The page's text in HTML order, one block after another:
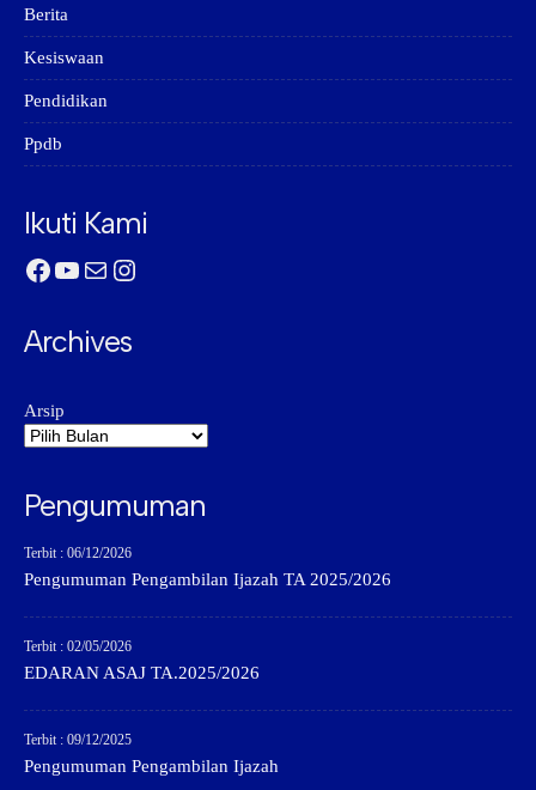
Berita
Kesiswaan
Pendidikan
Ppdb
Ikuti Kami
Facebook
YouTube
MailInstagram
Archives
Arsip
Pengumuman
Terbit : 06/12/2026
Pengumuman Pengambilan Ijazah TA 2025/2026
Terbit : 02/05/2026
EDARAN ASAJ TA.2025/2026
Terbit : 09/12/2025
Pengumuman Pengambilan Ijazah